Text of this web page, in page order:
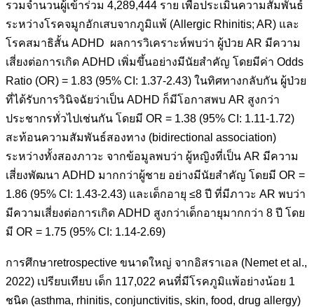
รวมจำนวนผู้เข้าร่วม 4,289,444 ราย เพื่อประเมินความสัมพันธ์
ระหว่างโรคจมูกอักเสบจากภูมิแพ้ (Allergic Rhinitis; AR) และ
โรคสมาธิสั้น ADHD ผลการวิเคราะห์พบว่า ผู้ป่วย AR มีความ
เสี่ยงต่อการเกิด ADHD เพิ่มขึ้นอย่างมีนัยสำคัญ โดยมีค่า Odds
Ratio (OR) = 1.83 (95% CI: 1.37-2.43) ในทิศทางกลับกัน ผู้ป่วย
ที่ได้รับการวินิจฉัยว่าเป็น ADHD ก็มีโอกาสพบ AR สูงกว่า
ประชากรทั่วไปเช่นกัน โดยมี OR = 1.38 (95% CI: 1.11-1.72)
สะท้อนความสัมพันธ์สองทาง (bidirectional association)
ระหว่างทั้งสองภาวะ จากข้อมูลพบว่า ผู้หญิงที่เป็น AR มีความ
เสี่ยงพัฒนา ADHD มากกว่าผู้ชาย อย่างมีนัยสำคัญ โดยมี OR =
1.86 (95% CI: 1.43-2.43) และเด็กอายุ ≤8 ปี ที่มีภาวะ AR พบว่า
มีความเสี่ยงต่อการเกิด ADHD สูงกว่าเด็กอายุมากกว่า 8 ปี โดย
มี OR = 1.75 (95% CI: 1.14-2.69)
การศึกษาretrospective ขนาดใหญ่ จากอิสราเอล (Nemet et al.,
2022) เปรียบเทียบ เด็ก 117,022 คนที่มีโรคภูมิแพ้อย่างน้อย 1
ชนิด (asthma, rhinitis, conjunctivitis, skin, food, drug allergy)